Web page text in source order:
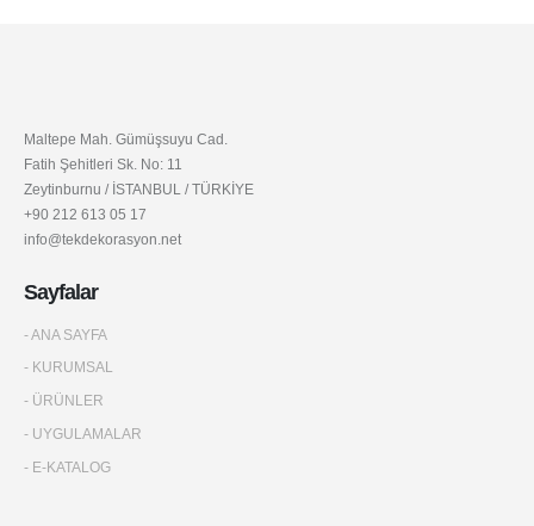
Maltepe Mah. Gümüşsuyu Cad.
Fatih Şehitleri Sk. No: 11
Zeytinburnu / İSTANBUL / TÜRKİYE
+90 212 613 05 17
info@tekdekorasyon.net
Sayfalar
- ANA SAYFA
- KURUMSAL
- ÜRÜNLER
- UYGULAMALAR
- E-KATALOG